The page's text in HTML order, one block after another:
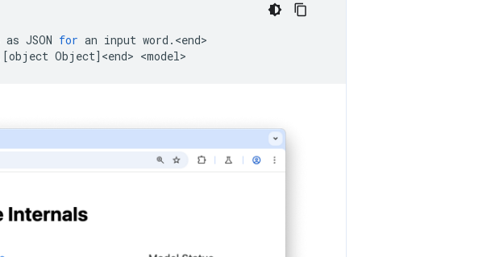
as JSON for an input word.<end>
[object Object] <end>